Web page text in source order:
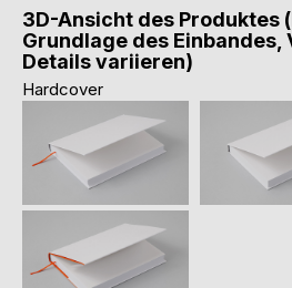
3D-Ansicht des Produktes
Grundlage des Einbandes,
Details variieren)
Hardcover